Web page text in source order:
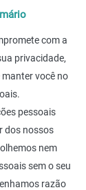
com a
privacidade,
você no
pessoais
dos nossos
nem
sem o seu
razão